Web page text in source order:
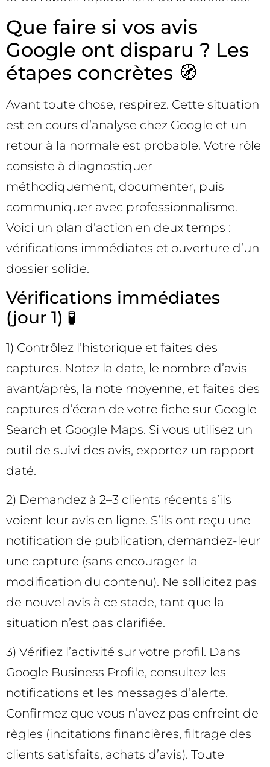
Que faire si vos avis
Google ont disparu ? Les
étapes concrètes 🧭
Avant toute chose, respirez. Cette situation
est en cours d’analyse chez Google et un
retour à la normale est probable. Votre rôle
consiste à diagnostiquer
méthodiquement, documenter, puis
communiquer avec professionnalisme.
Voici un plan d’action en deux temps :
vérifications immédiates et ouverture d’un
dossier solide.
Vérifications immédiates
(jour 1) 🧪
1) Contrôlez l’historique et faites des
captures. Notez la date, le nombre d’avis
avant/après, la note moyenne, et faites des
captures d’écran de votre fiche sur Google
Search et Google Maps. Si vous utilisez un
outil de suivi des avis, exportez un rapport
daté.
2) Demandez à 2–3 clients récents s’ils
voient leur avis en ligne. S’ils ont reçu une
notification de publication, demandez-leur
une capture (sans encourager la
modification du contenu). Ne sollicitez pas
de nouvel avis à ce stade, tant que la
situation n’est pas clarifiée.
3) Vérifiez l’activité sur votre profil. Dans
Google Business Profile, consultez les
notifications et les messages d’alerte.
Confirmez que vous n’avez pas enfreint de
règles (incitations financières, filtrage des
clients satisfaits, achats d’avis). Toute